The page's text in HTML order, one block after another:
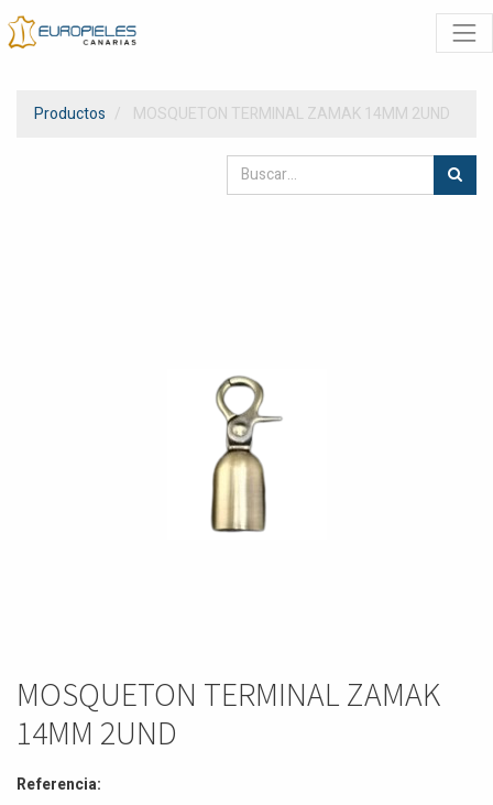
Productos MOSQUETON TERMINAL ZAMAK 14MM 2UND
MOSQUETON TERMINAL ZAMAK
14MM 2UND
Referencia: